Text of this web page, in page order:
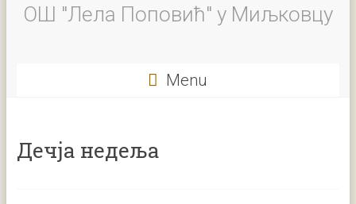
ОШ "Лела Поповић" у Миљковцу
Menu
Дечја недеља